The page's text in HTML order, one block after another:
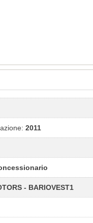
2011
- BARIOVEST1